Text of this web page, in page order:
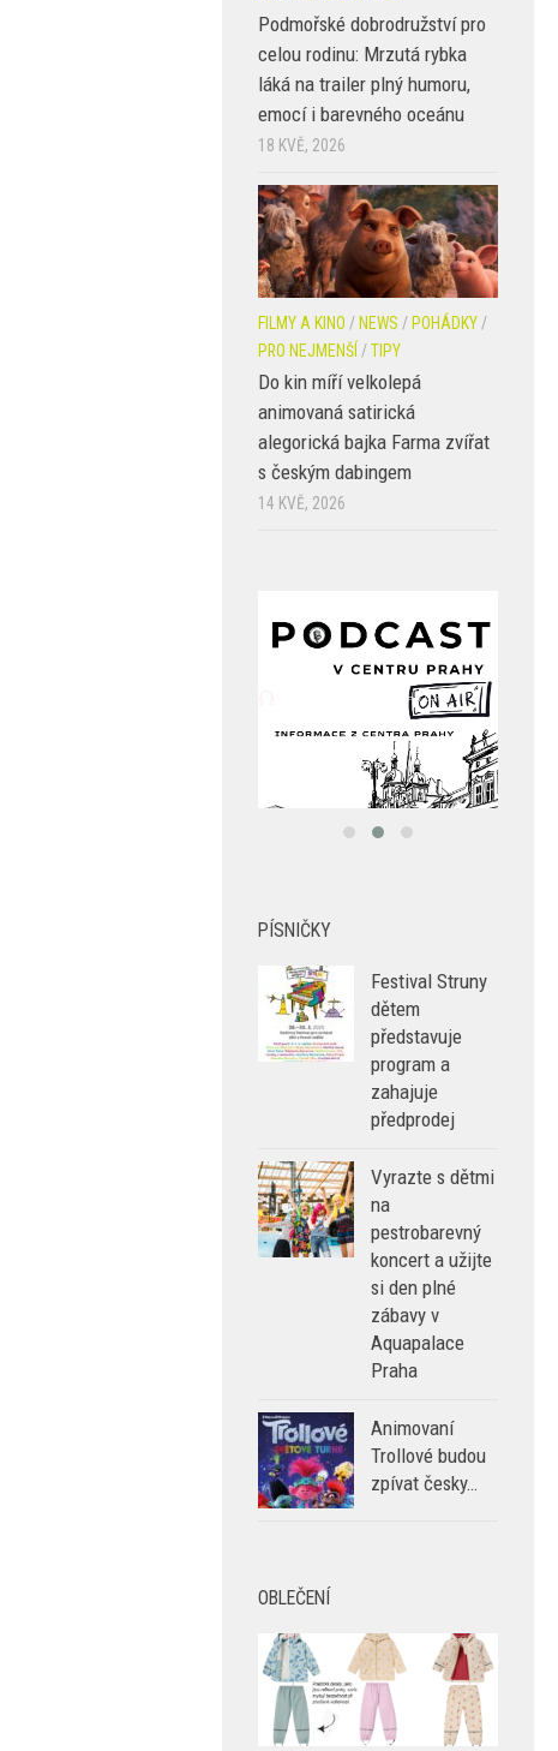
Podmořské dobrodružství pro
celou rodinu: Mrzutá rybka
láká na trailer plný humoru,
emocí i barevného oceánu
18 KVĚ, 2026
FILMY A KINO / NEWS / POHÁDKY /
PRO NEJMENŠÍ /TIPY
Do kin míří velkolepá
animovaná satirická
alegorická bajka Farma zvířat
s českým dabingem
14 KVĚ, 2026
Festival Struny
dětem
představuje
program a
zahajuje
Vyrazte s dětmi
na
pestrobarevný
koncert a užijte
si den plné
zábavy v
Aquapalace
Animovaní
Trollové budou